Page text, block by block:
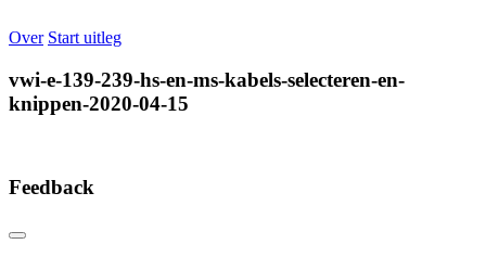
Over Start uitleg
vwi-e-139-239-hs-en-ms-kabels-selecteren-en-
knippen-2020-04-15
Feedback